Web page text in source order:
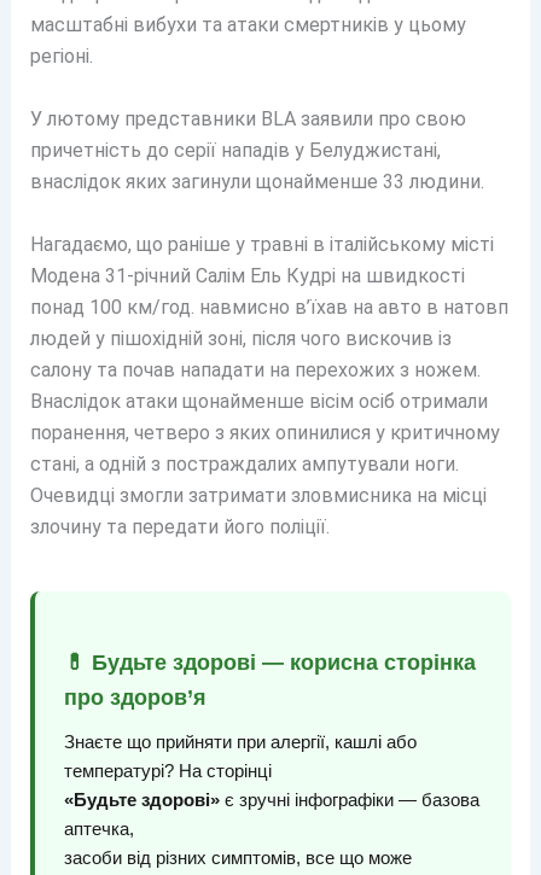
масштабні вибухи та атаки смертників у цьому
регіоні.
У лютому представники BLA заявили про свою
причетність до серії нападів у Белуджистані,
внаслідок яких загинули щонайменше 33 людини.
Нагадаємо, що раніше у травні в італійському місті
Модена 31-річний Салім Ель Кудрі на швидкості
понад 100 км/год. навмисно в’їхав на авто в натовп
людей у пішохідній зоні, після чого вискочив із
салону та почав нападати на перехожих з ножем.
Внаслідок атаки щонайменше вісім осіб отримали
поранення, четверо з яких опинилися у критичному
стані, а одній з постраждалих ампутували ноги.
Очевидці змогли затримати зловмисника на місці
злочину та передати його поліції.
💊 Будьте здорові — корисна сторінка
про здоров’я
Знаєте що прийняти при алергії, кашлі або
температурі? На сторінці
«Будьте здорові»є зручні інфографіки — базова
аптечка,
засоби від різних симптомів, все що може